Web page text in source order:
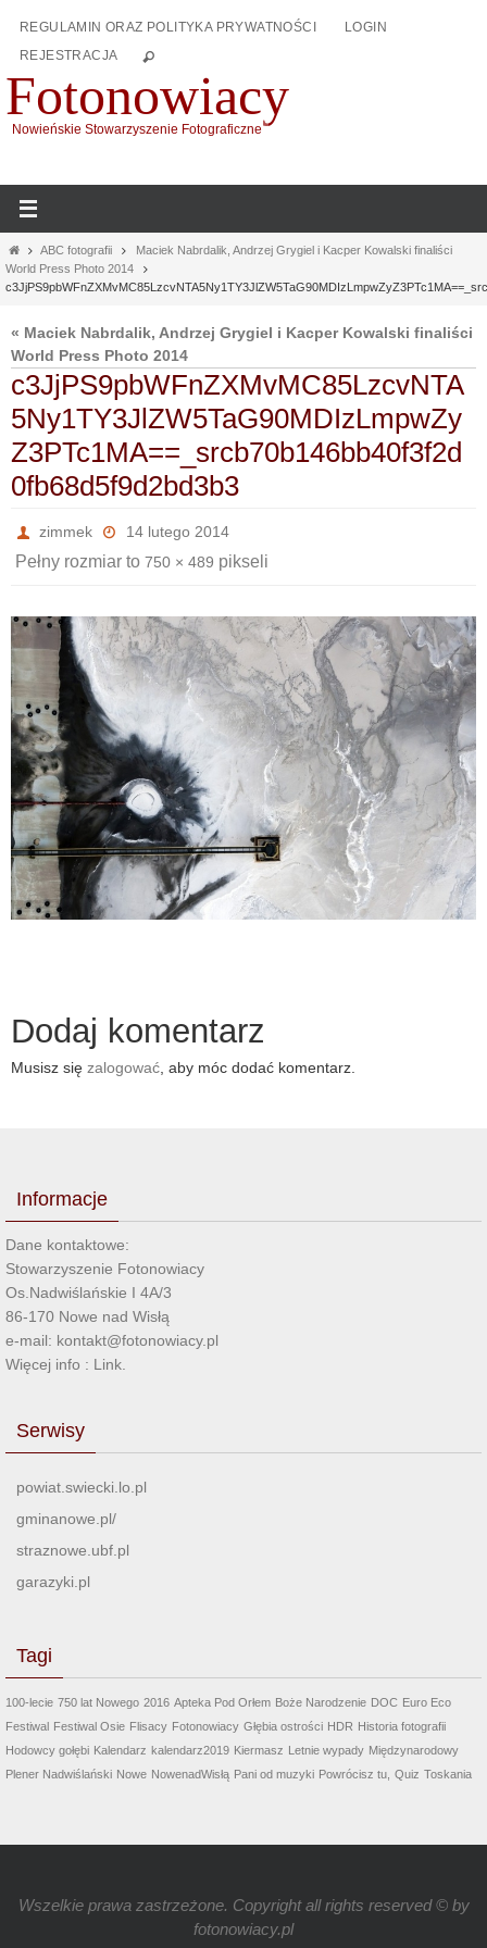
treści
REGULAMIN ORAZ POLITYKA PRYWATNOŚCI
LOGIN
REJESTRACJA
Fotonowiacy
Nowieńskie Stowarzyszenie Fotograficzne
HomeABC fotografii
Maciek Nabrdalik, Andrzej Grygiel i Kacper Kowalski finaliści
World Press Photo 2014
« Maciek Nabrdalik, Andrzej Grygiel i Kacper Kowalski finaliści
World Press Photo 2014
c3JjPS9pbWFnZXMvMC85LzcvNTA
5Ny1TY3JlZW5TaG90MDIzLmpwZy
Z3PTc1MA==_srcb70b146bb40f3f2d
0fb68d5f9d2bd3b3
zimmek 14 lutego 2014
Pełny rozmiar to 750 × 489 pikseli
Dodaj komentarz
Musisz się zalogować , aby móc dodać komentarz.
Informacje
Dane kontaktowe:
Stowarzyszenie Fotonowiacy
Os.Nadwiślańskie I 4A/3
86-170 Nowe nad Wisłą
e-mail: kontakt@fotonowiacy.pl
Więcej info : Link
Serwisy
powiat.swiecki.lo.pl
gminanowe.pl/
straznowe.ubf.pl
garazyki.pl
Tagi
100-lecie 750 lat Nowego 2016 Apteka Pod Orłem Boże Narodzenie DOC Euro Eco
Festiwal Festiwal Osie Flisacy Fotonowiacy Głębia ostrości HDR Historia fotografii
Hodowcy gołębi Kalendarz kalendarz2019 Kiermasz Letnie wypady Międzynarodowy
Plener Nadwiślański Nowe NowenadWisłą Pani od muzyki Powrócisz tu, Quiz Toskania
Wszelkie prawa zastrzeżone. Copyright all rights reserved © by
fotonowiacy.pl